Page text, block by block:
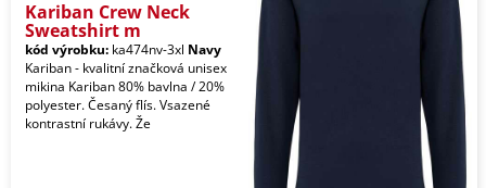
Kariban Crew Neck
Sweatshirt m
kód výrobku: ka474nv-3xl Navy
Kariban - kvalitní značková unisex
mikina Kariban 80% bavlna / 20%
polyester. Česaný flís. Vsazené
kontrastní rukávy. Že